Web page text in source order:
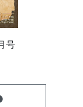
号